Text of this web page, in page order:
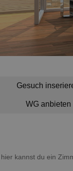
Gesuch
WG anbieten
kannst du ein